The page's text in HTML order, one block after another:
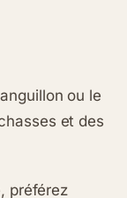
ou le
et des
préférez